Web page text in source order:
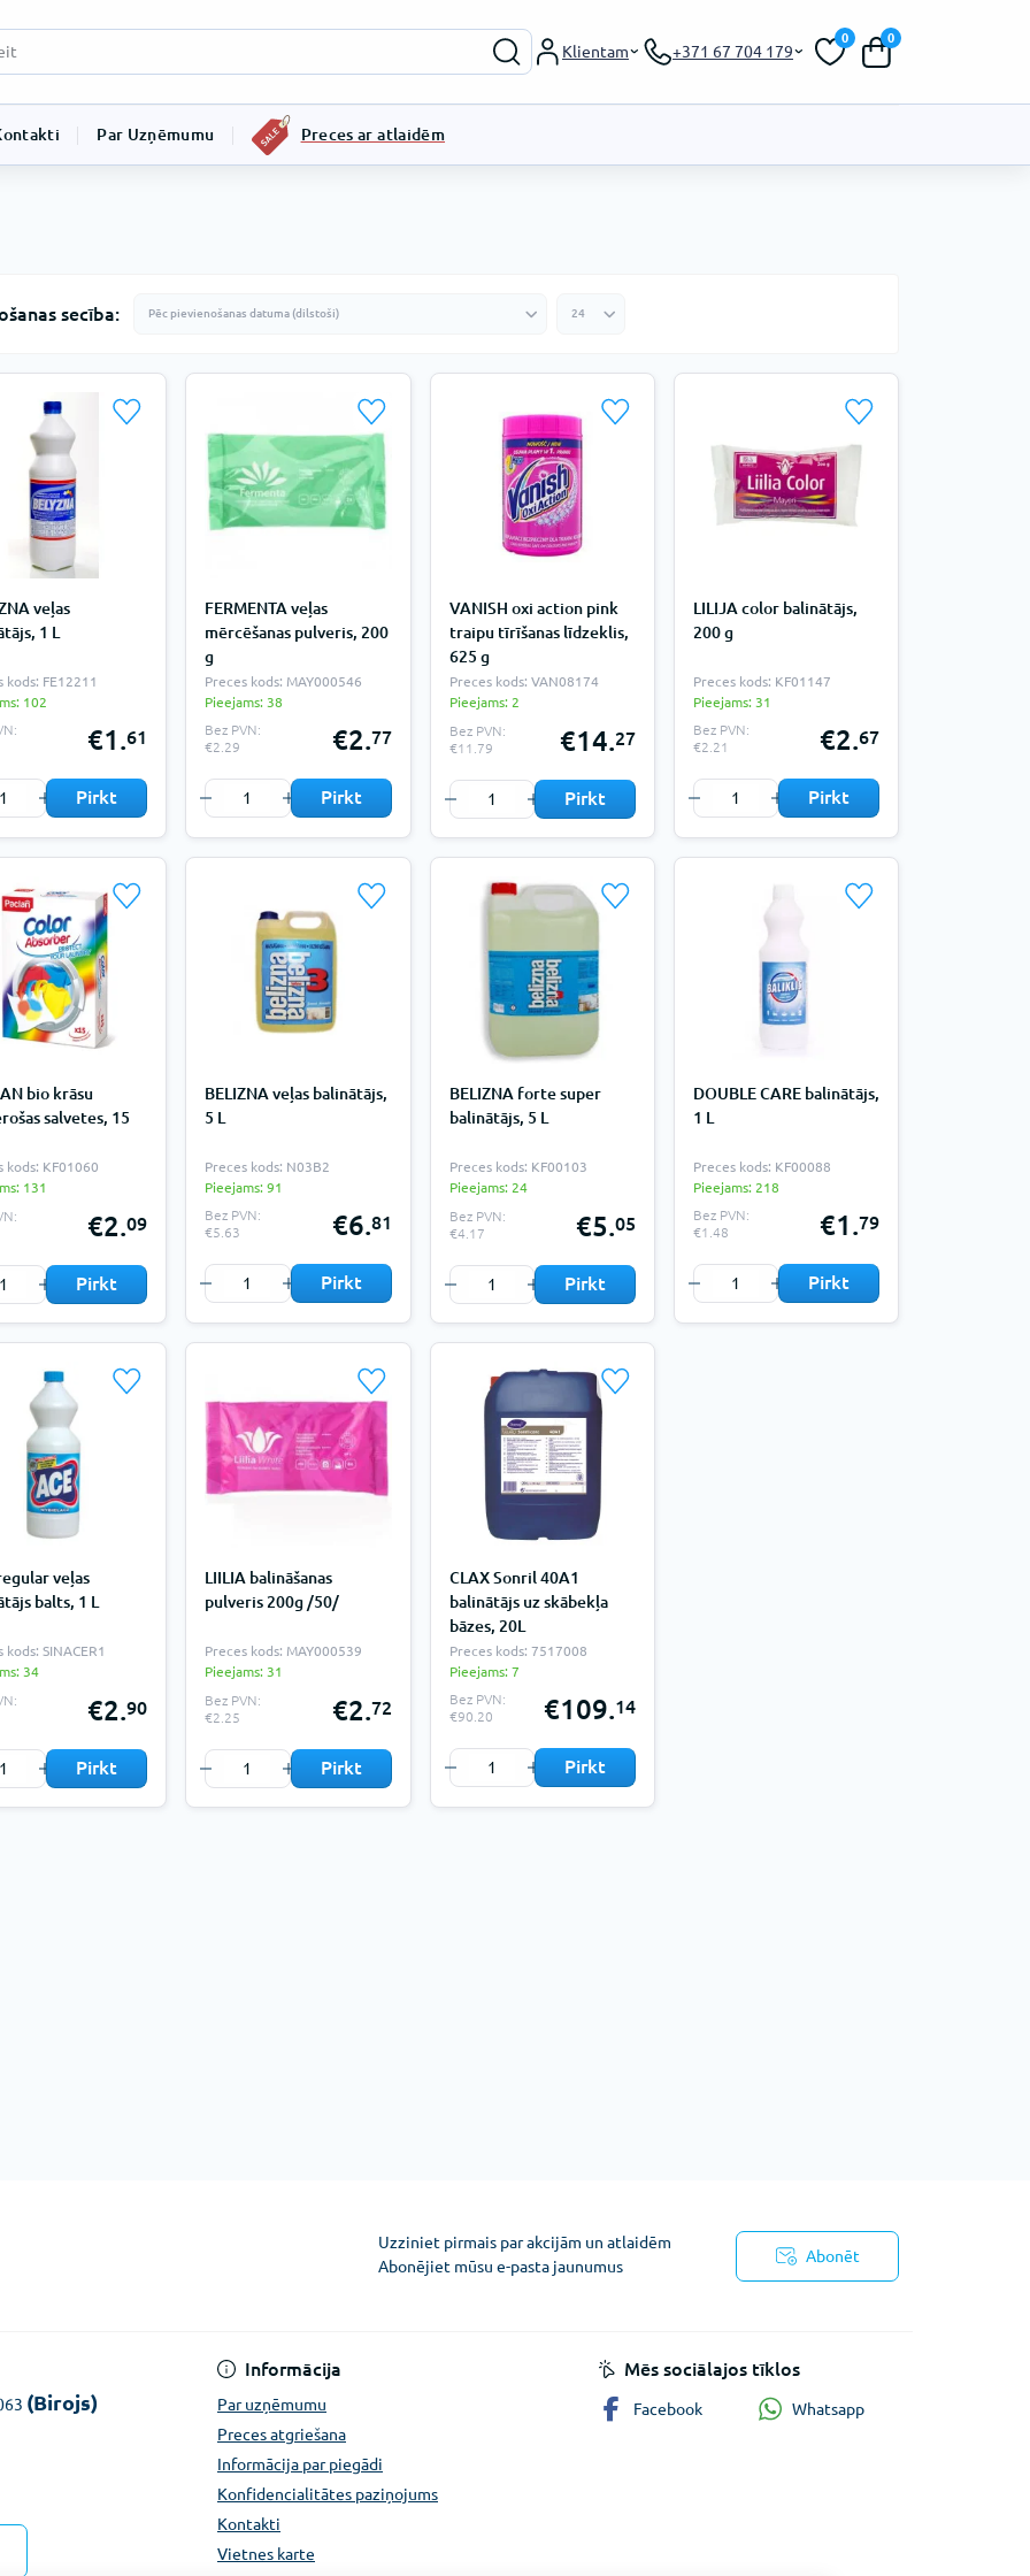
Klientam +371 67 704 179
0 0
Par Uzņēmumu Preces ar atlaidēm
secība:
veļas
1 L
kods: FE12211
102
€1.61
Pirkt
FERMENTA veļas
mērcēšanas pulveris, 200
g
Preces kods: MAY000546
Pieejams: 38
Bez PVN:
€2.29
€2.77
Pirkt
VANISH oxi action pink
traipu tīrīšanas līdzeklis,
625 g
Preces kods: VAN08174
Pieejams: 2
Bez PVN:
€11.79
€14.27
Pirkt
LILIJA color balinātājs,
200 g
Preces kods: KF01147
Pieejams: 31
Bez PVN:
€2.21
€2.67
Pirkt
bio krāsu
salvetes, 15
kods: KF01060
131
€2.09
Pirkt
BELIZNA veļas balinātājs,
5 L
Preces kods: N03B2
Pieejams: 91
Bez PVN:
€5.63
€6.81
Pirkt
BELIZNA forte super
balinātājs, 5 L
Preces kods: KF00103
Pieejams: 24
Bez PVN:
€4.17
€5.05
Pirkt
DOUBLE CARE balinātājs,
1 L
Preces kods: KF00088
Pieejams: 218
Bez PVN:
€1.48
€1.79
Pirkt
veļas
balts, 1 L
kods: SINACER1
34
€2.90
Pirkt
LIILIA balināšanas
pulveris 200g /50/
Preces kods: MAY000539
Pieejams: 31
Bez PVN:
€2.25
€2.72
Pirkt
CLAX Sonril 40A1
balinātājs uz skābekļa
bāzes, 20L
Preces kods: 7517008
Pieejams: 7
Bez PVN:
€90.20
€109.14
Pirkt
Uzziniet pirmais par akcijām un atlaidēm
Abonējiet mūsu e-pasta jaunumus
Abonēt
(Birojs)
Informācija
Par uzņēmumu
Preces atgriešana
Informācija par piegādi
Konfidencialitātes paziņojums
Kontakti
Vietnes karte
Mēs sociālajos tīklos
Facebook Whatsapp